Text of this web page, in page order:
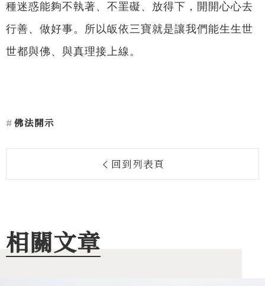
種迷惑能夠不執著、不罣礙、放得下，開開心心去
行善、做好事。所以皈依三寶就是讓我們能生生世
世都與佛、與真理接上線。
佛法開示
回到列表頁
相關文章